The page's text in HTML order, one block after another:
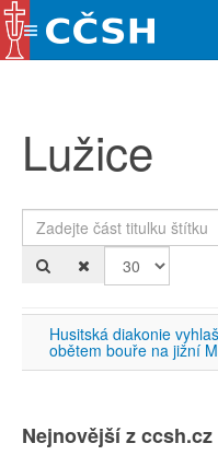
Lužice
Zadejte část titulku štítku
Husitská diakonie
obětem bouře na jižní
Nejnovější z ccsh.cz